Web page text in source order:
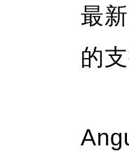
最
的